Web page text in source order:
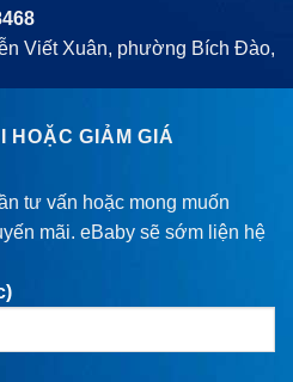
Viết Xuân, phường Bích Đào,
HOẶC GIẢM GIÁ
tư vấn hoặc mong muốn
mãi. eBaby sẽ sớm liện hệ